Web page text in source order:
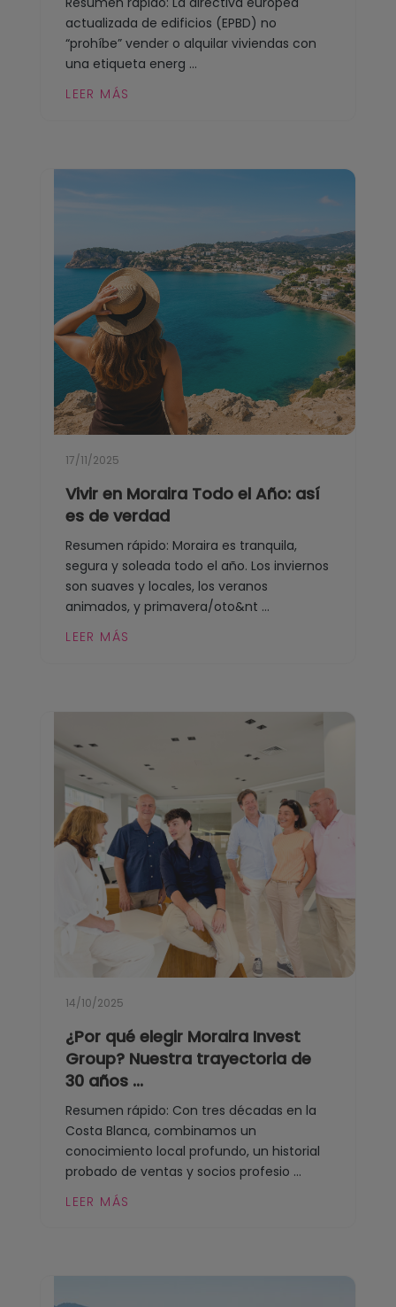
actualizada de edificios (EPBD) no
“prohíbe” vender o alquilar viviendas con
una etiqueta energ ...
LEER MÁS
17/11/2025
Vivir en Moraira Todo el Año: así
es de verdad
Resumen rápido: Moraira es tranquila,
segura y soleada todo el año. Los inviernos
son suaves y locales, los veranos
animados, y primavera/oto&nt ...
LEER MÁS
14/10/2025
¿Por qué elegir Moraira Invest
Group? Nuestra trayectoria de
30 años ...
Resumen rápido: Con tres décadas en la
Costa Blanca, combinamos un
conocimiento local profundo, un historial
probado de ventas y socios profesio ...
LEER MÁS